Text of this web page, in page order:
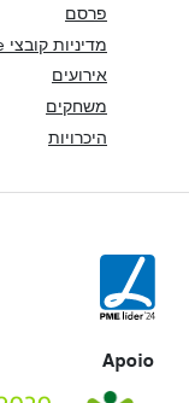
פרסם
מדיניות קובצי Cookie
אירועים
משחקים
היכרויות
Apoio